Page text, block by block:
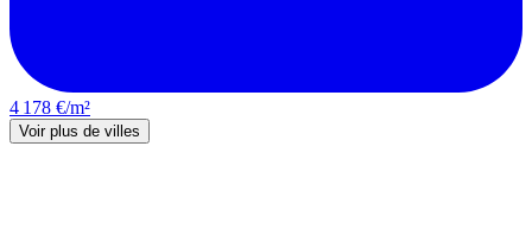
4 178 €/m²
Voir plus de villes